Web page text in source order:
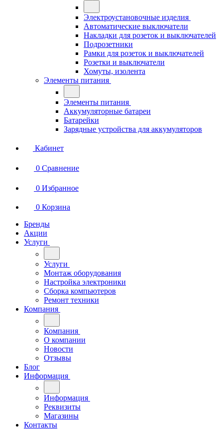
Электроустановочные изделия
Автоматические выключатели
Накладки для розеток и выключателей
Подрозетники
Рамки для розеток и выключателей
Розетки и выключатели
Хомуты, изолента
Элементы питания
Элементы питания
Аккумуляторные батареи
Батарейки
Зарядные устройства для аккумуляторов
Кабинет
0 Сравнение
0 Избранное
0 Корзина
Бренды
Акции
Услуги
Услуги
Монтаж оборудования
Настройка электроники
Сборка компьютеров
Ремонт техники
Компания
Компания
О компании
Новости
Отзывы
Блог
Информация
Информация
Реквизиты
Магазины
Контакты